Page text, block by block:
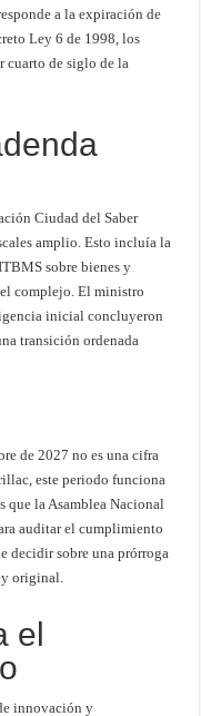
a la expiración de
Ley 6 de 1998, los
cuarto de siglo de la
Ciudad del Saber
amplio. Esto incluía la
sobre bienes y
complejo. El ministro
inicial concluyeron
transición ordenada
de 2027 no es una cifra
este periodo funciona
la Asamblea Nacional
auditar el cumplimiento
decidir sobre una prórroga
original.
el
innovación y